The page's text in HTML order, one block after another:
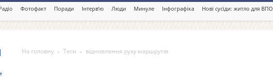
Фотофакт Поради Інтерв’ю Люди Минуле Інфографіка Нові сусіди: житло для ВПО
На головну Теги відновлення руху маршрутів